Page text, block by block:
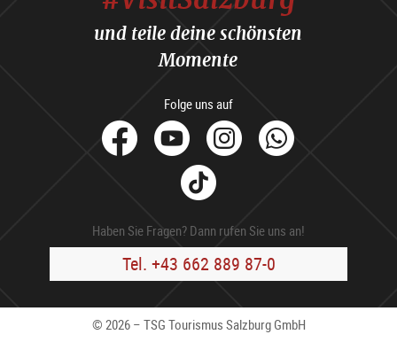
und teile deine schönsten
Momente
Folge uns auf
facebook
YoutubeInstagram
Tik
Tok
Haben Sie Fragen? Dann rufen Sie uns an!
Tel. +43 662 889 87-0
© 2026 – TSG Tourismus Salzburg GmbH